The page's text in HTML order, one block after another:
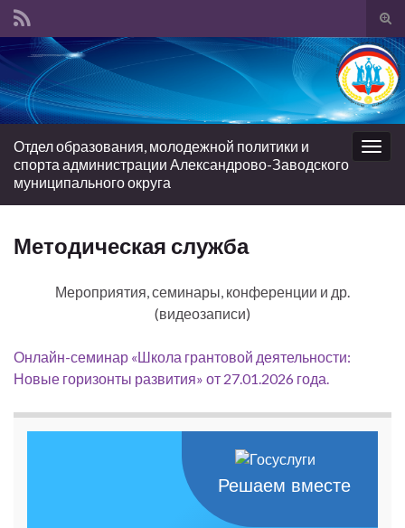
Вкл/
Search for:
Вкл/
Отдел образования, молодежной политики и
спорта администрации Александрово-Заводского
муниципального округа
Методическая служба
Мероприятия, семинары, конференции и др.
(видеозаписи)
Онлайн-семинар «Школа грантовой деятельности:
Новые горизонты развития» от 27.01.2026 года.
Решаем вместе